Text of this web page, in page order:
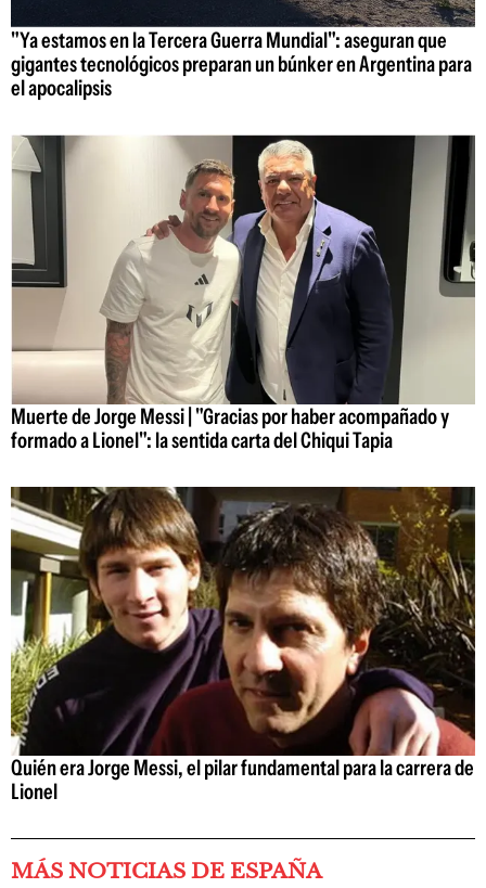
"Ya estamos en la Tercera Guerra Mundial": aseguran que
gigantes tecnológicos preparan un búnker en Argentina para
el apocalipsis
Muerte de Jorge Messi | "Gracias por haber acompañado y
formado a Lionel": la sentida carta del Chiqui Tapia
Quién era Jorge Messi, el pilar fundamental para la carrera de
Lionel
MÁS NOTICIAS DE ESPAÑA